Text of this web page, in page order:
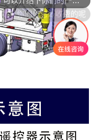
你们是怎么收费的呢